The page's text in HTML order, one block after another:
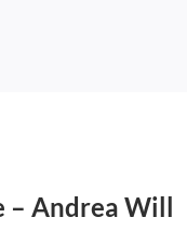
– Andrea Will